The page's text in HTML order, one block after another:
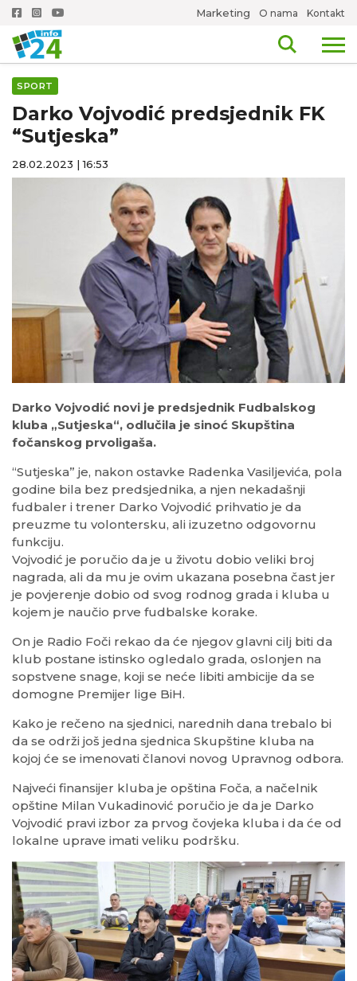
Marketing O nama Kontakt
SPORT
Darko Vojvodić predsjednik FK
“Sutjeska”
28.02.2023 | 16:53
Darko Vojvodić novi je predsjednik Fudbalskog
kluba „Sutjeska“, odlučila je sinoć Skupština
fočanskog prvoligaša.
“Sutjeska” je, nakon ostavke Radenka Vasiljevića, pola
godine bila bez predsjednika, a njen nekadašnji
fudbaler i trener Darko Vojvodić prihvatio je da
preuzme tu volontersku, ali izuzetno odgovornu
funkciju.
Vojvodić je poručio da je u životu dobio veliki broj
nagrada, ali da mu je ovim ukazana posebna čast jer
je povjerenje dobio od svog rodnog grada i kluba u
kojem je naučio prve fudbalske korake.
On je Radio Foči rekao da će njegov glavni cilj biti da
klub postane istinsko ogledalo grada, oslonjen na
sopstvene snage, koji se neće libiti ambicije da se
domogne Premijer lige BiH.
Kako je rečeno na sjednici, narednih dana trebalo bi
da se održi još jedna sjednica Skupštine kluba na
kojoj će se imenovati članovi novog Upravnog odbora.
Najveći finansijer kluba je opština Foča, a načelnik
opštine Milan Vukadinović poručio je da je Darko
Vojvodić pravi izbor za prvog čovjeka kluba i da će od
lokalne uprave imati veliku podršku.